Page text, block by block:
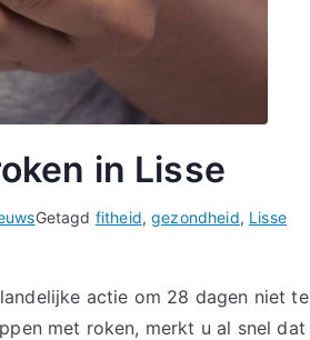
in Lisse
Getagd fitheid,gezondheid, Lisse
actie om 28 dagen niet te
met roken, merkt u al snel dat